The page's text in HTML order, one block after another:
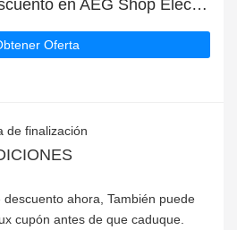
Obtenga 4% de descuento en AEG Shop Electrolux | caduca pronto
Oferta
de finalización
ahora, También puede
cupón antes de que caduque.